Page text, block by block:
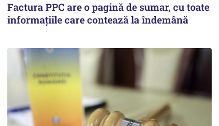
Factura PPC are o pagină de sumar, cu toate
informațiile care contează la îndemână